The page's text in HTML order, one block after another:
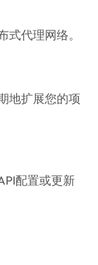
式代理网络。
地扩展您的项
配置或更新